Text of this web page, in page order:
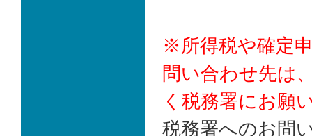
※所得税や確定
問い合わせ先は
く税務署にお願
税務署へのお問